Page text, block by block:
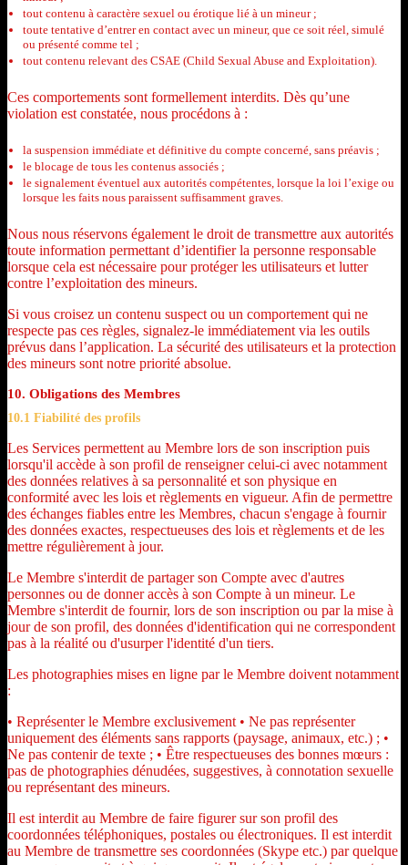
tout contenu à caractère sexuel ou érotique lié à un mineur ;
toute tentative d’entrer en contact avec un mineur, que ce soit réel, simulé
ou présenté comme tel ;
tout contenu relevant des CSAE (Child Sexual Abuse and Exploitation).
Ces comportements sont formellement interdits. Dès qu’une
violation est constatée, nous procédons à :
la suspension immédiate et définitive du compte concerné, sans préavis ;
le blocage de tous les contenus associés ;
le signalement éventuel aux autorités compétentes, lorsque la loi l’exige ou
lorsque les faits nous paraissent suffisamment graves.
Nous nous réservons également le droit de transmettre aux autorités
toute information permettant d’identifier la personne responsable
lorsque cela est nécessaire pour protéger les utilisateurs et lutter
contre l’exploitation des mineurs.
Si vous croisez un contenu suspect ou un comportement qui ne
respecte pas ces règles, signalez-le immédiatement via les outils
prévus dans l’application. La sécurité des utilisateurs et la protection
des mineurs sont notre priorité absolue.
10. Obligations des Membres
10.1 Fiabilité des profils
Les Services permettent au Membre lors de son inscription puis
lorsqu'il accède à son profil de renseigner celui-ci avec notamment
des données relatives à sa personnalité et son physique en
conformité avec les lois et règlements en vigueur. Afin de permettre
des échanges fiables entre les Membres, chacun s'engage à fournir
des données exactes, respectueuses des lois et règlements et de les
mettre régulièrement à jour.
Le Membre s'interdit de partager son Compte avec d'autres
personnes ou de donner accès à son Compte à un mineur. Le
Membre s'interdit de fournir, lors de son inscription ou par la mise à
jour de son profil, des données d'identification qui ne correspondent
pas à la réalité ou d'usurper l'identité d'un tiers.
Les photographies mises en ligne par le Membre doivent notamment
:
• Représenter le Membre exclusivement • Ne pas représenter
uniquement des éléments sans rapports (paysage, animaux, etc.) ; •
Ne pas contenir de texte ; • Être respectueuses des bonnes mœurs :
pas de photographies dénudées, suggestives, à connotation sexuelle
ou représentant des mineurs.
Il est interdit au Membre de faire figurer sur son profil des
coordonnées téléphoniques, postales ou électroniques. Il est interdit
au Membre de transmettre ses coordonnées (Skype etc.) par quelque